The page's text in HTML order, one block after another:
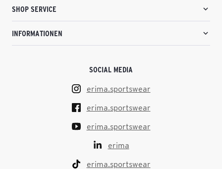
SHOP SERVICE
INFORMATIONEN
SOCIAL MEDIA
erima.sportswear
erima.sportswear
erima.sportswear
erima
erima.sportswear